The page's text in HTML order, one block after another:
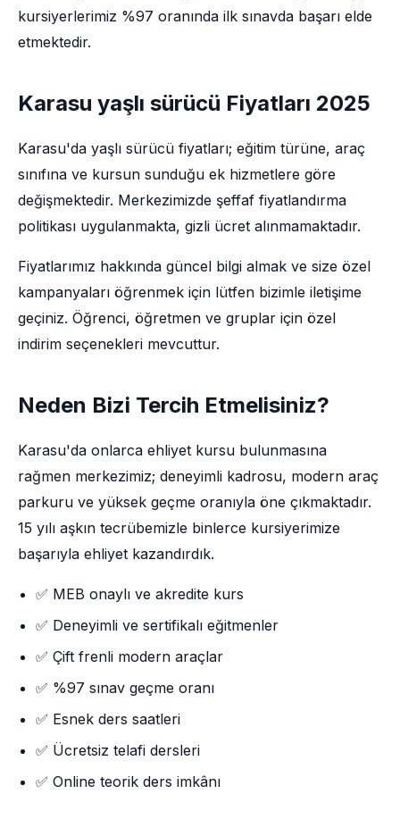
kursiyerlerimiz %97 oranında ilk sınavda başarı elde
etmektedir.
Karasu yaşlı sürücü Fiyatları 2025
Karasu'da yaşlı sürücü fiyatları; eğitim türüne, araç
sınıfına ve kursun sunduğu ek hizmetlere göre
değişmektedir. Merkezimizde şeffaf fiyatlandırma
politikası uygulanmakta, gizli ücret alınmamaktadır.
Fiyatlarımız hakkında güncel bilgi almak ve size özel
kampanyaları öğrenmek için lütfen bizimle iletişime
geçiniz. Öğrenci, öğretmen ve gruplar için özel
indirim seçenekleri mevcuttur.
Neden Bizi Tercih Etmelisiniz?
Karasu'da onlarca ehliyet kursu bulunmasına
rağmen merkezimiz; deneyimli kadrosu, modern araç
parkuru ve yüksek geçme oranıyla öne çıkmaktadır.
15 yılı aşkın tecrübemizle binlerce kursiyerimize
başarıyla ehliyet kazandırdık.
✅ MEB onaylı ve akredite kurs
✅ Deneyimli ve sertifikalı eğitmenler
✅ Çift frenli modern araçlar
✅ %97 sınav geçme oranı
✅ Esnek ders saatleri
✅ Ücretsiz telafi dersleri
✅ Online teorik ders imkânı